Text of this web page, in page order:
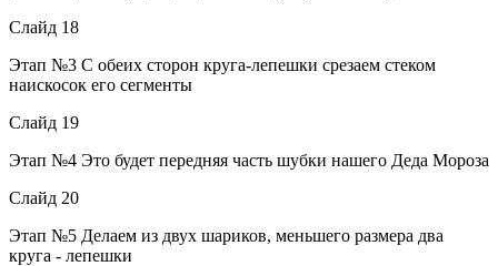
Слайд 18
Этап №3 С обеих сторон круга-лепешки срезаем стеком
наискосок его сегменты
Слайд 19
Этап №4 Это будет передняя часть шубки нашего Деда Мороза
Слайд 20
Этап №5 Делаем из двух шариков, меньшего размера два
круга - лепешки